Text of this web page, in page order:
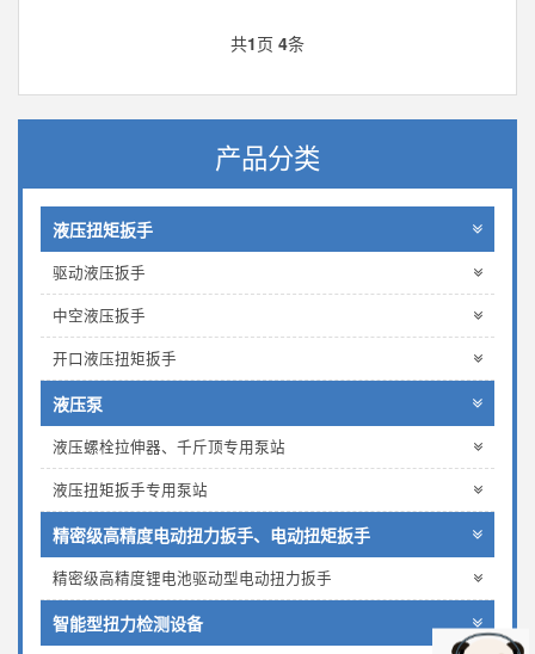
共1页 4条
产品分类
液压扭矩扳手
驱动液压扳手
中空液压扳手
开口液压扭矩扳手
液压泵
液压螺栓拉伸器、千斤顶专用泵站
液压扭矩扳手专用泵站
精密级高精度电动扭力扳手、电动扭矩扳手
精密级高精度锂电池驱动型电动扭力扳手
智能型扭力检测设备